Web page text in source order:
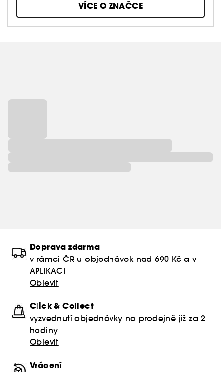
VÍCE O ZNAČCE
Doprava zdarma
v rámci ČR u objednávek nad 690 Kč a v
APLIKACI
Objevit
Click & Collect
vyzvednutí objednávky na prodejně již za 2
hodiny
Objevit
Vrácení